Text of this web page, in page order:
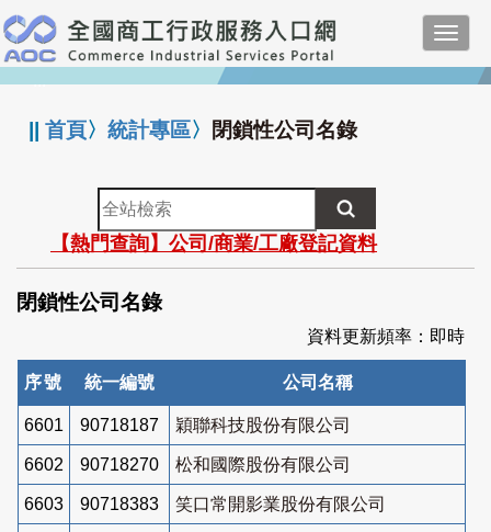
跳
到
主
要
:::
||首頁〉統計專區〉 閉鎖性公司名錄
全
站
檢
索
【熱門查詢】公司/商業/工廠登記資料
閉鎖性公司名錄
資料更新頻率：即時
序號 統一編號 公司名稱
6601 90718187 穎聯科技股份有限公司
6602 90718270 松和國際股份有限公司
6603 90718383 笑口常開影業股份有限公司